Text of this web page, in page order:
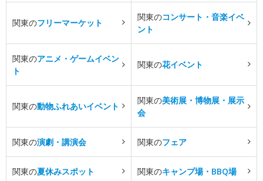
関東のフリーマーケット
関東のコンサート・音楽イベ
ント
関東のアニメ・ゲームイベン
ト
関東の花イベント
関東の動物ふれあいイベント
関東の美術展・博物展・展示
会
関東の演劇・講演会 関東のフェア
関東の夏休みスポット 関東のキャンプ場・BBQ場